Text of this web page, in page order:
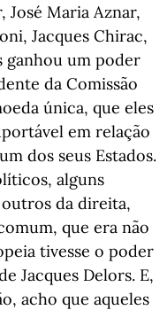
José Maria Aznar,
Jacques Chirac,
ganhou um poder
da Comissão
única, que eles
em relação
dos seus Estados.
alguns
da direita,
que era não
tivesse o poder
Jacques Delors. E,
acho que aqueles